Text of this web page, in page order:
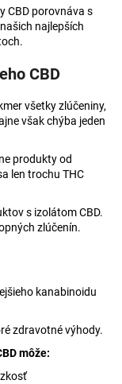
CBD porovnáva s
najlepších
CBD
všetky zlúčeniny,
však chýba jeden
produkty od
len trochu THC
s izolátom CBD.
zlúčenín.
kanabinoidu
zdravotné výhody.
môže: